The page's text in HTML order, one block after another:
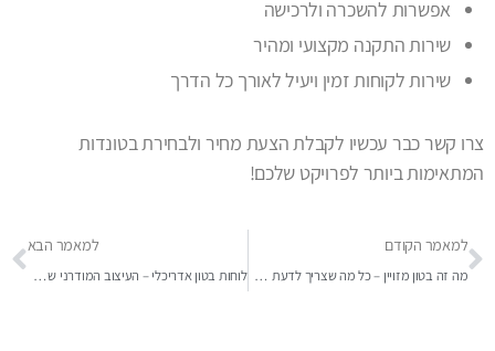
אפשרות להשכרה ולרכישה
שירות התקנה מקצועי ומהיר
שירות לקוחות זמין ויעיל לאורך כל הדרך
צרו קשר כבר עכשיו לקבלת הצעת מחיר ולבחירת בטונדות
המתאימות ביותר לפרויקט שלכם!
למאמר הקודם
מה זה בטון מזויין – כל מה שצריך לדעת על החומר הבסיסי של הבנייה המודרנית
למאמר הבא
לוחות בטון אדריכלי – העיצוב המודרני שמשנה כל חלל